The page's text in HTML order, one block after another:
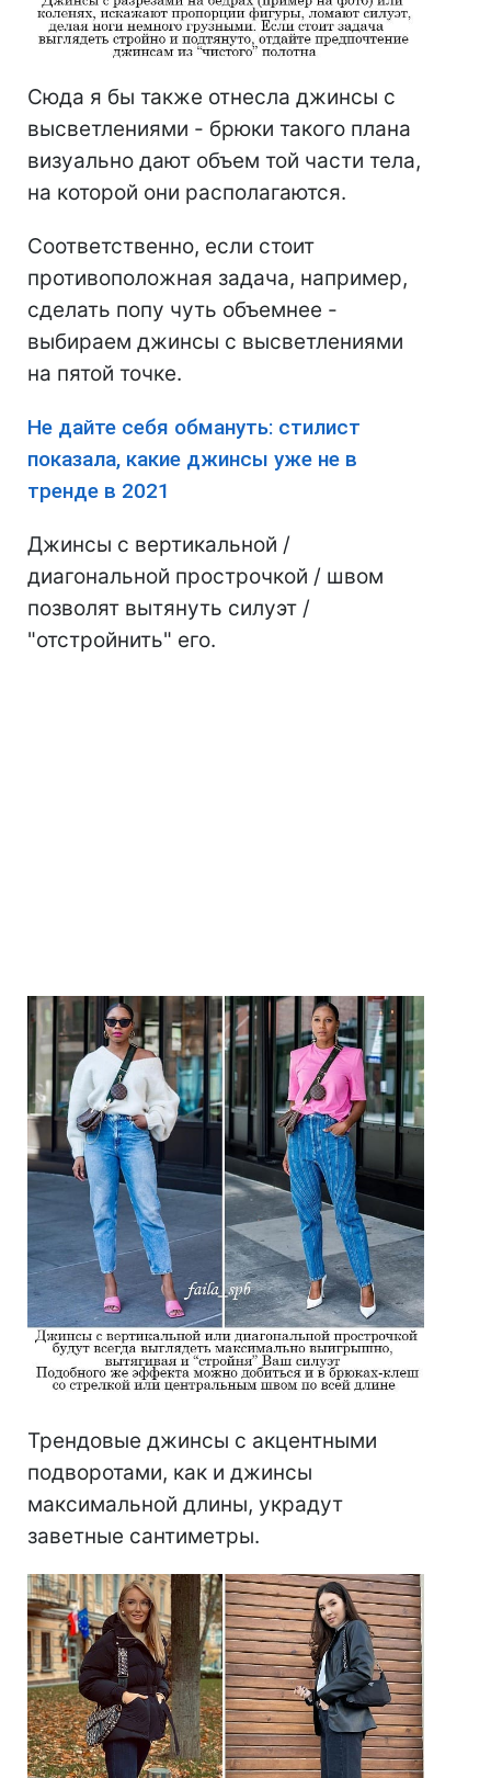
Сюда я бы также отнесла джинсы с
высветлениями - брюки такого плана
визуально дают объем той части тела,
на которой они располагаются.
Соответственно, если стоит
противоположная задача, например,
сделать попу чуть объемнее -
выбираем джинсы с высветлениями
на пятой точке.
Не дайте себя обмануть: стилист
показала, какие джинсы уже не в
тренде в 2021
Джинсы с вертикальной /
диагональной прострочкой / швом
позволят вытянуть силуэт /
"отстройнить" его.
Трендовые джинсы с акцентными
подворотами, как и джинсы
максимальной длины, украдут
заветные сантиметры.